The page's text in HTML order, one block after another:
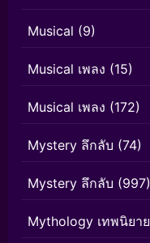
Musical (9)
Musical เพลง (15)
Musical เพลง (172)
Mystery ลึกลับ (74)
Mystery ลึกลับ (997)
Mythology เทพนิยาย